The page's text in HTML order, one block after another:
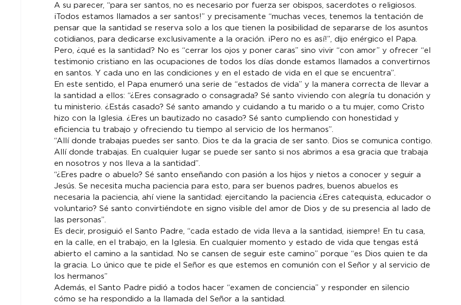
A su parecer, “para ser santos, no es necesario por fuerza ser obispos, sacerdotes o religiosos.
¡Todos estamos llamados a ser santos!” y precisamente “muchas veces, tenemos la tentación de
pensar que la santidad se reserva solo a los que tienen la posibilidad de separarse de los asuntos
cotidianos, para dedicarse exclusivamente a la oración. ¡Pero no es así!”, dijo enérgico el Papa.
Pero, ¿qué es la santidad? No es “cerrar los ojos y poner caras” sino vivir “con amor” y ofrecer “el
testimonio cristiano en las ocupaciones de todos los días donde estamos llamados a convertirnos
en santos. Y cada uno en las condiciones y en el estado de vida en el que se encuentra”.
En este sentido, el Papa enumeró una serie de “estados de vida” y la manera correcta de llevar a
la santidad a ellos: “¿Eres consagrado o consagrada? Sé santo viviendo con alegría tu donación y
tu ministerio. ¿Estás casado? Sé santo amando y cuidando a tu marido o a tu mujer, como Cristo
hizo con la Iglesia. ¿Eres un bautizado no casado? Sé santo cumpliendo con honestidad y
eficiencia tu trabajo y ofreciendo tu tiempo al servicio de los hermanos”.
“Allí donde trabajas puedes ser santo. Dios te da la gracia de ser santo. Dios se comunica contigo.
Allí donde trabajas. En cualquier lugar se puede ser santo si nos abrimos a esa gracia que trabaja
en nosotros y nos lleva a la santidad”.
“¿Eres padre o abuelo? Sé santo enseñando con pasión a los hijos y nietos a conocer y seguir a
Jesús. Se necesita mucha paciencia para esto, para ser buenos padres, buenos abuelos es
necesaria la paciencia, ahí viene la santidad: ejercitando la paciencia ¿Eres catequista, educador o
voluntario? Sé santo convirtiéndote en signo visible del amor de Dios y de su presencia al lado de
las personas”.
Es decir, prosiguió el Santo Padre, “cada estado de vida lleva a la santidad, ¡siempre! En tu casa,
en la calle, en el trabajo, en la Iglesia. En cualquier momento y estado de vida que tengas está
abierto el camino a la santidad. No se cansen de seguir este camino” porque “es Dios quien te da
la gracia. Lo único que te pide el Señor es que estemos en comunión con el Señor y al servicio de
los hermanos”
Además, el Santo Padre pidió a todos hacer “examen de conciencia” y responder en silencio
cómo se ha respondido a la llamada del Señor a la santidad.